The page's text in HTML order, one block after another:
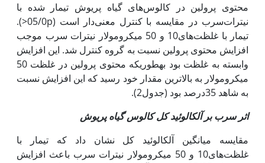
محتوی پرولین در کالوس‌های گیاه پریوش تیمار شده با
نیترات‌سرب در مقایسه با کنترل معنی‌دار است (05/0p<).
تیمار با غلظت‌های10 و 50 میکرومولار نیترات سرب موجب
افزایش محتوی پرولین نسبت به گروه کنترل شد. این افزایش
وابسته به غلظت بود به‏طوری‏که محتوی پرولین در غلظت 50
میکرومولار به بالاترین مقدار خود رسید که این افزایش نسبت
به شاهد 35در‌صد بود (جدول2).
اثر سرب بر آلکالوئید کل کالوس گیاه پریوش
مقایسه میانگین آلکالوئید کل نشان داد که تیمار با
غلظت‌های10 و 50 میکرومولار نیترات سرب باعث افزایش